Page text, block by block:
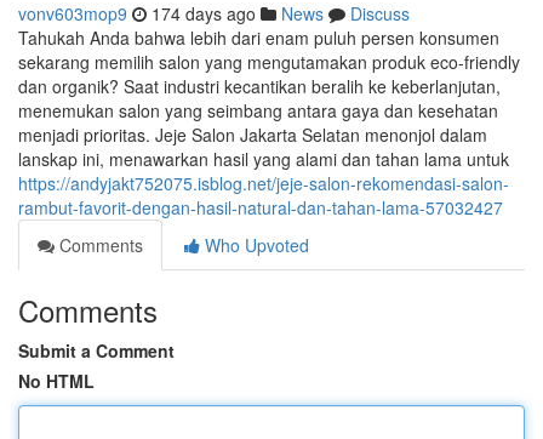
vonv603mop9 174 days ago News
Discuss
Tahukah Anda bahwa lebih dari enam puluh persen konsumen
sekarang memilih salon yang mengutamakan produk eco-friendly
dan organik? Saat industri kecantikan beralih ke keberlanjutan,
menemukan salon yang seimbang antara gaya dan kesehatan
menjadi prioritas. Jeje Salon Jakarta Selatan menonjol dalam
lanskap ini, menawarkan hasil yang alami dan tahan lama untuk
https://andyjakt752075.isblog.net/jeje-salon-rekomendasi-salon-
rambut-favorit-dengan-hasil-natural-dan-tahan-lama-57032427
Comments
Who Upvoted
Comments
Submit a Comment
No HTML